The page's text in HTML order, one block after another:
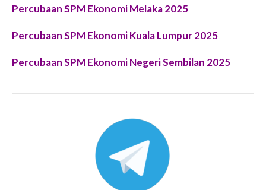
Percubaan SPM Ekonomi Melaka 2025
Percubaan SPM Ekonomi Kuala Lumpur 2025
Percubaan SPM Ekonomi Negeri Sembilan 2025